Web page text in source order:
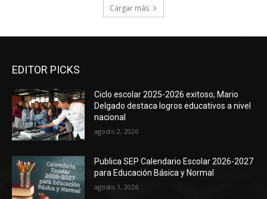
Cargar más
EDITOR PICKS
Ciclo escolar 2025-2026 exitoso; Mario
Delgado destaca logros educativos a nivel
nacional
agosto 2, 2026
Publica SEP Calendario Escolar 2026-2027
para Educación Básica y Normal
agosto 1, 2026